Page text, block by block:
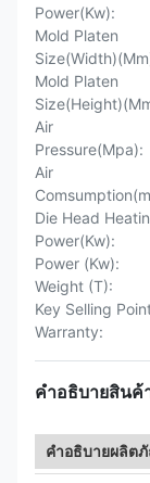
Power(Kw):
Mold Platen
Mold Platen
Air
Pressure(Mpa):
Air
Die Head
Power(Kw):
Power (Kw):
Weight (T):
Key Selling
Warranty:
คำอธิบายสินค้
คำอธิบายผลิต